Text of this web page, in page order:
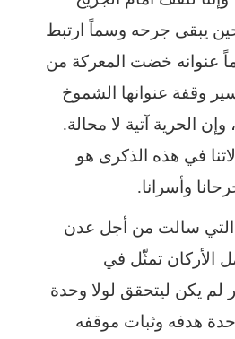
يبقى جرحه وسماً ارتبط
عنوانه خضت المعركة من
وقفة عنوانها الشموخ
الحرية آتية لا محالة.
في هذه الذكرى هو
وأسرانا.
التي سالت من أجل عدن
الأركان تمثّل في
لم يكن ليتحقق لولا وحدة
هدفه وثبات موقفه